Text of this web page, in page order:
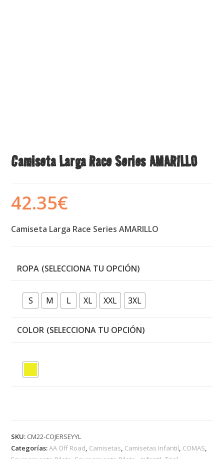
Camiseta Larga Race Series AMARILLO
42.35€
Camiseta Larga Race Series AMARILLO
ROPA
S M L XL XXL 3XL
COLOR
SKU: CM22-COJERSEYYL
Categorías:AA Off Road, Camisetas, Camisetas Infantil, COMAS,